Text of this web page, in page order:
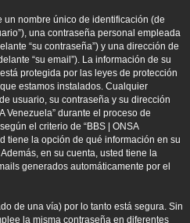
nombre único de identificación (de
una contraseña personal empleada
“su contraseña”) y una dirección de
“su email”). La información de su
protegida por las leyes de protección
estamos instalados. Cualquier
usuario, su contraseña y su dirección
Venezuela” durante el proceso de
el criterio de “BBS | ONSA
tiene la opción de qué información en su
en su cuenta, usted tiene la
generados automáticamente por el
de una vía) por lo tanto está segura. Sin
la misma contraseña en diferentes